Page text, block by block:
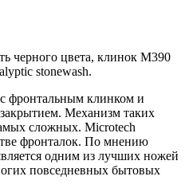
черного цвета, клинок M390
stonewash.
фронтальным клинком и
Механизм таких
сложных. Microtech
фронталок. По мнению
одним из лучших ножей
повседневных бытовых